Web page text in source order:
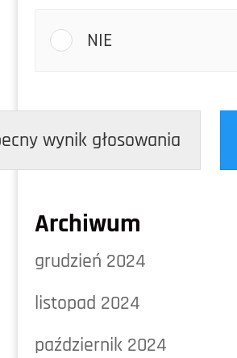
NIE
wynik głosowania
Archiwum
grudzień 2024
listopad 2024
październik 2024